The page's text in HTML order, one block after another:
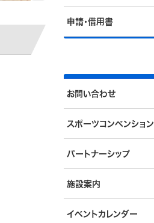
申請・借用書
お問い合わせ
スポーツコンベンション
パートナーシップ
施設案内
イベントカレンダー